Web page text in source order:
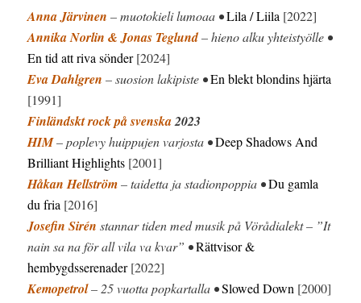
Anna Järvinen – muotokieli lumoaa •Lila / Liila [2022]
Annika Norlin & Jonas Teglund– hieno alku yhteistyölle •
En tid att riva sönder[2024]
Eva Dahlgren – suosion lakipiste •En blekt blondins hjärta
[1991]
Finländskt rock på svenska2023
HIM– poplevy huippujen varjosta •Deep Shadows And
Brilliant Highlights [2001]
Håkan Hellström– taidetta ja stadionpoppia •Du gamla
du fria [2016]
Josefin Sirén stannar tiden med musik på Vörådialekt – ”It
nain sa na för all vila va kvar” •Rättvisor &
hembygdsserenader[2022]
Kemopetrol– 25 vuotta popkartalla •Slowed Down [2000]